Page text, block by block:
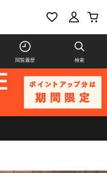
閲覧履歴 検索